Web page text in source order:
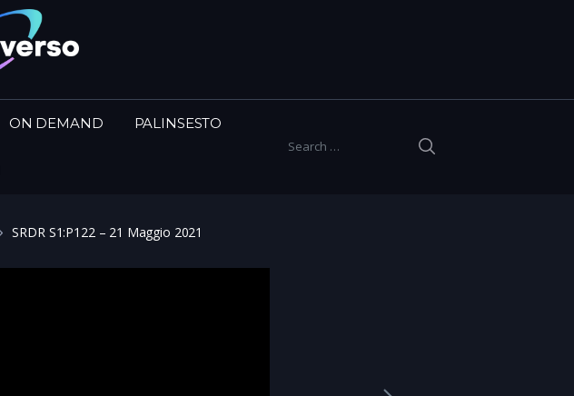
Search for:
ON DEMAND PALINSESTO
SRDR S1:P122 – 21 Maggio 2021